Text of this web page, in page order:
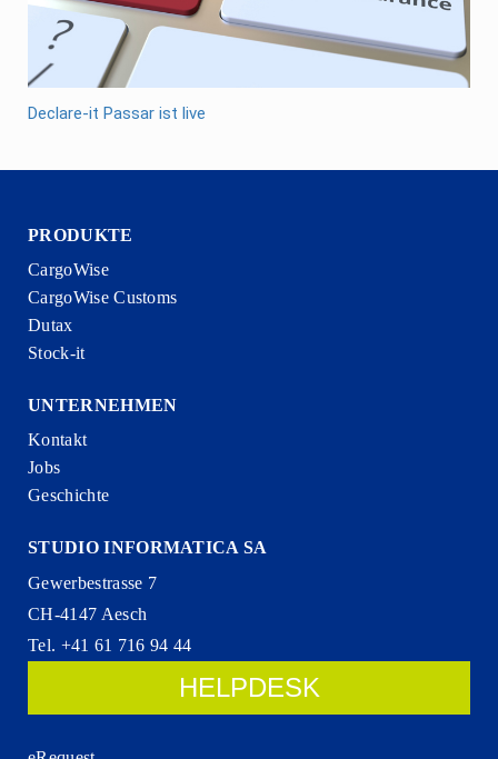
Declare-it Passar ist live
PRODUKTE
CargoWise
CargoWise Customs
Dutax
Stock-it
UNTERNEHMEN
Kontakt
Jobs
Geschichte
STUDIO INFORMATICA SA
Gewerbestrasse 7
CH-4147 Aesch
Tel. +41 61 716 94 44
HELPDESK